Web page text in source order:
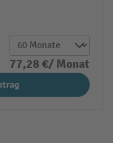
Popover
77,28 €/ Monat